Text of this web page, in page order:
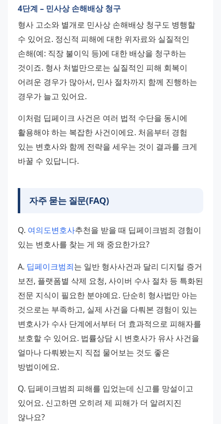
4단계 – 민사상 손해배상 청구
형사 고소와 별개로 민사상 손해배상 청구도 병행할
수 있어요. 정신적 피해에 대한 위자료와 실질적인
손해(예: 직장 불이익 등)에 대한 배상을 청구하는
것이죠. 형사 처벌만으로는 실질적인 피해 회복이
어려운 경우가 많아서, 민사 절차까지 함께 진행하는
경우가 늘고 있어요.
이처럼 딥페이크 사건은 여러 법적 수단을 동시에
활용해야 하는 복잡한 사건이에요. 처음부터 경험
있는 변호사와 함께 전략을 세우는 것이 결과를 크게
바꿀 수 있답니다.
자주 묻는 질문(FAQ)
Q. 여의도변호사추천을 받을 때 딥페이크범죄 경험이
있는 변호사를 찾는 게 왜 중요한가요?
A. 딥페이크범죄는 일반 형사사건과 달리 디지털 증거
보전, 플랫폼별 삭제 요청, 사이버 수사 절차 등 특화된
전문 지식이 필요한 분야예요. 단순히 형사법만 아는
것으로는 부족하고, 실제 사건을 다뤄본 경험이 있는
변호사가 수사 단계에서부터 더 효과적으로 피해자를
보호할 수 있어요. 법률상담 시 변호사가 유사 사건을
얼마나 다뤄봤는지 직접 물어보는 것도 좋은
방법이에요.
Q. 딥페이크범죄 피해를 입었는데 신고를 망설이고
있어요. 신고하면 오히려 제 피해가 더 알려지진
않나요?